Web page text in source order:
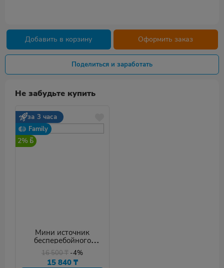
Добавить в корзину Оформить заказ
Поделиться и заработать
Не забудьте купить
за 3 часа
Family
2%
Мини источник
бесперебойного
питания Marsriva KP4
16 500₸ -4%
15 840 ₸